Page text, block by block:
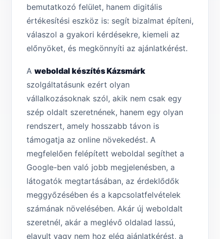
bemutatkozó felület, hanem digitális
értékesítési eszköz is: segít bizalmat építeni,
válaszol a gyakori kérdésekre, kiemeli az
előnyöket, és megkönnyíti az ajánlatkérést.
A weboldal készítés Kázsmárk
szolgáltatásunk ezért olyan
vállalkozásoknak szól, akik nem csak egy
szép oldalt szeretnének, hanem egy olyan
rendszert, amely hosszabb távon is
támogatja az online növekedést. A
megfelelően felépített weboldal segíthet a
Google-ben való jobb megjelenésben, a
látogatók megtartásában, az érdeklődők
meggyőzésében és a kapcsolatfelvételek
számának növelésében. Akár új weboldalt
szeretnél, akár a meglévő oldalad lassú,
elavult vagy nem hoz elég ajánlatkérést, a